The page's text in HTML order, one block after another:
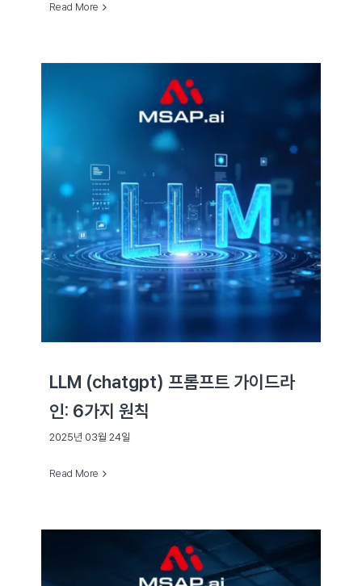
Read More
LLM (chatgpt) 프롬프트 가이드라
인: 6가지 원칙
2025년 03월 24일
Read More